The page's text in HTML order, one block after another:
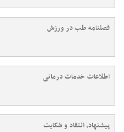
فصلنامه طب در ورزش
اطلاعات خدمات درمانی
پیشنهاد، انتقاد و شکایت